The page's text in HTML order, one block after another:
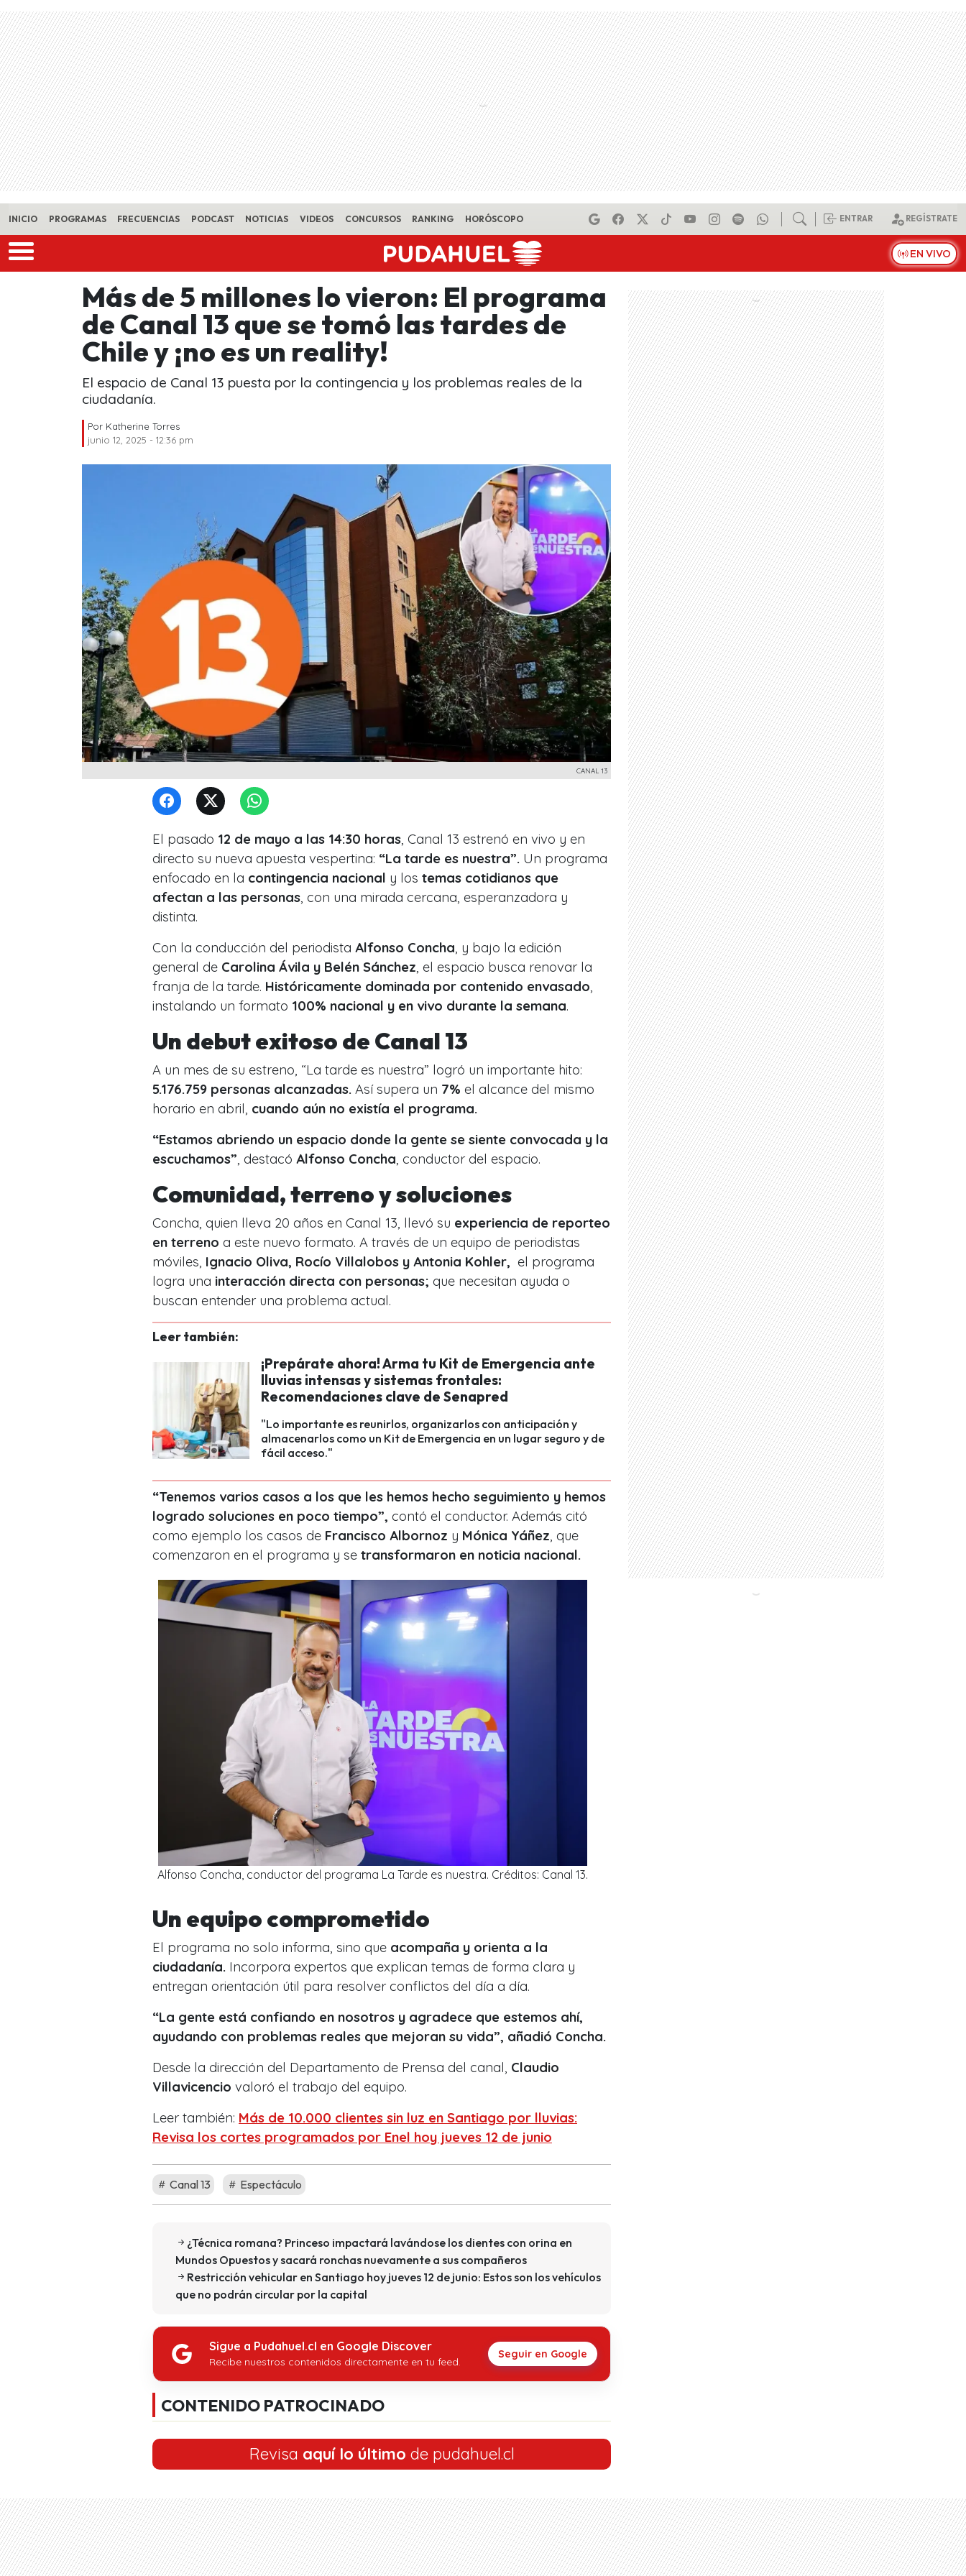
Skip to main content
INICIO PROGRAMAS FRECUENCIAS PODCAST NOTICIAS VIDEOS CONCURSOS RANKING HORÓSCOPO ENTRAR REGÍSTRATE
EN VIVO
Más de 5 millones lo vieron: El programa
de Canal 13 que se tomó las tardes de
Chile y ¡no es un reality!
El espacio de Canal 13 puesta por la contingencia y los problemas reales de la
ciudadanía.
Por Katherine Torres
junio 12, 2025 - 12:36 pm
CANAL 13
El pasado 12 de mayo a las 14:30 horas , Canal 13 estrenó en vivo y en
directo su nueva apuesta vespertina: “La tarde es nuestra”. Un programa
enfocado en la contingencia nacional y los temas cotidianos que
afectan a las personas , con una mirada cercana, esperanzadora y
distinta.
Con la conducción del periodista Alfonso Concha , y bajo la edición
general de Carolina Ávila y Belén Sánchez , el espacio busca renovar la
franja de la tarde. Históricamente dominada por contenido envasado
instalando un formato 100% nacional y en vivo durante la semana.
Un debut exitoso de Canal 13
A un mes de su estreno, “La tarde es nuestra” logró un importante hito:
5.176.759 personas alcanzadas. Así supera un 7% el alcance del mismo
horario en abril, cuando aún no existía el programa.
“Estamos abriendo un espacio donde la gente se siente convocada y la
escuchamos” , destacó Alfonso Concha , conductor del espacio.
Comunidad, terreno y soluciones
Concha, quien lleva 20 años en Canal 13, llevó su experiencia de reporteo
en terreno a este nuevo formato. A través de un equipo de periodistas
móviles, Ignacio Oliva, Rocío Villalobos y Antonia Kohler, el programa
logra una interacción directa con personas; que necesitan ayuda o
buscan entender una problema actual.
Leer también:
¡Prepárate ahora! Arma tu Kit de Emergencia ante
lluvias intensas y sistemas frontales:
Recomendaciones clave de Senapred
"Lo importante es reunirlos, organizarlos con anticipación y
almacenarlos como un Kit de Emergencia en un lugar seguro y de
fácil acceso."
“Tenemos varios casos a los que les hemos hecho seguimiento y hemos
logrado soluciones en poco tiempo”, contó el conductor. Además citó
como ejemplo los casos de Francisco Albornoz y Mónica Yáñez , que
comenzaron en el programa y se transformaron en noticia nacional.
Alfonso Concha, conductor del programa La Tarde es nuestra. Créditos: Canal 13.
Un equipo comprometido
El programa no solo informa, sino que acompaña y orienta a la
ciudadanía. Incorpora expertos que explican temas de forma clara y
entregan orientación útil para resolver conflictos del día a día.
“La gente está confiando en nosotros y agradece que estemos ahí,
ayudando con problemas reales que mejoran su vida”, añadió Concha.
Desde la dirección del Departamento de Prensa del canal, Claudio
Villavicencio valoró el trabajo del equipo.
Leer también: Más de 10.000 clientes sin luz en Santiago por lluvias:
Revisa los cortes programados por Enel hoy jueves 12 de junio
Canal 13 Espectáculo
¿Técnica romana? Princeso impactará lavándose los dientes con orina en
Mundos Opuestos y sacará ronchas nuevamente a sus compañeros
Restricción vehicular en Santiago hoy jueves 12 de junio: Estos son los vehículos
que no podrán circular por la capital
Sigue a Pudahuel.cl en Google Discover
Recibe nuestros contenidos directamente en tu feed.
Seguir en Google
CONTENIDO PATROCINADO
Revisa aquí lo último de pudahuel.cl